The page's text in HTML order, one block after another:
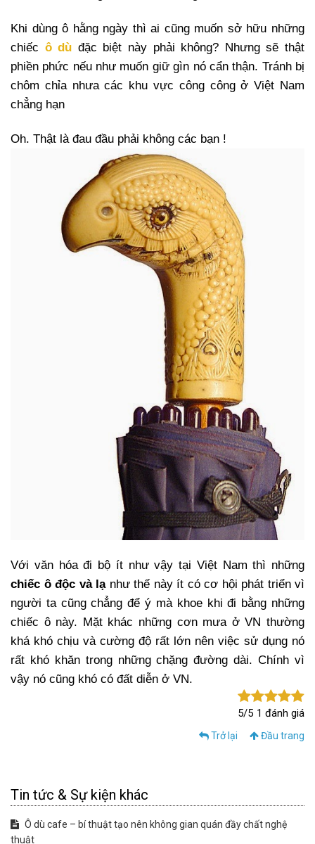
Khi dùng ô hằng ngày thì ai cũng muốn sở hữu những
chiếc ô dù đặc biệt này phải không? Nhưng sẽ thật
phiền phức nếu như muốn giữ gìn nó cẩn thận. Tránh bị
chôm chỉa nhưa các khu vực công công ở Việt Nam
chẳng hạn
Oh. Thật là đau đầu phải không các bạn !
Với văn hóa đi bộ ít như vậy tại Việt Nam thì những
chiếc ô độc và lạnhư thế này ít có cơ hội phát triển vì
người ta cũng chẳng để ý mà khoe khi đi bằng những
chiếc ô này. Mặt khác những cơn mưa ở VN thường
khá khó chịu và cường độ rất lớn nên việc sử dụng nó
rất khó khăn trong những chặng đường dài. Chính vì
vậy nó cũng khó có đất diễn ở VN.
5/5 1 đánh giá
Trở lại Đầu trang
Tin tức & Sự kiện khác
Ô dù cafe – bí thuật tạo nên không gian quán đầy chất nghệ
thuật